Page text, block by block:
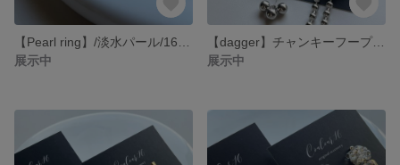
展示中
【dagger】チャンキーフープ/アシンメトリー
展示中